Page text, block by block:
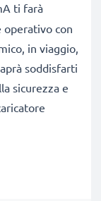
ti farà
operativo con
in viaggio,
soddisfarti
sicurezza e
che fa bene